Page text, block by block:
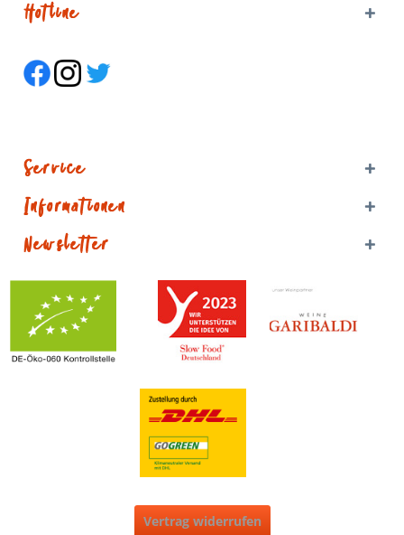
Hotline
Service
Informationen
Newsletter
Vertrag widerrufen